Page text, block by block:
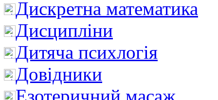
Дискретна математика
Дисципліни
Дитяча психлогія
Довідники